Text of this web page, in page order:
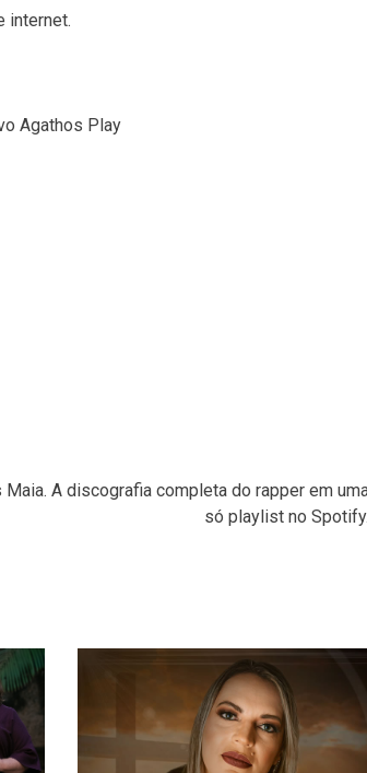
internet.
Agathos Play
Maia. A discografia completa do rapper em
só playlist no Spotify.